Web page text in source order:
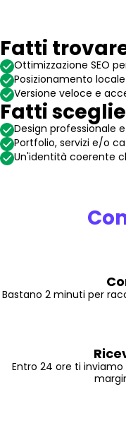
Fatti
Ottimizzazione SEO
Posizionamento
Versione veloce e
Fatti
Design professionale
Portfolio, servizi e/o
Un'identità coerente
Bastano 2 minuti per
Entro 24 ore ti